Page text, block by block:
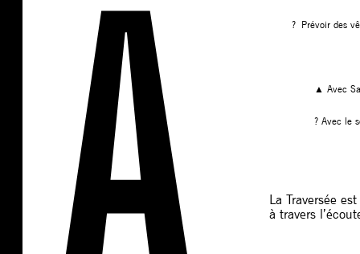
? Prévoir des
▲ Avec
? Avec le
La Traversée
à travers